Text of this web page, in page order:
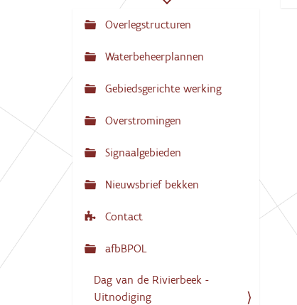
N
a
i
g
t
Overlegstructuren
Waterbeheerplannen
Gebiedsgerichte werking
Overstromingen
Signaalgebieden
Nieuwsbrief bekken
Contact
afbBPOL
Dag van de Rivierbeek -
Uitnodiging